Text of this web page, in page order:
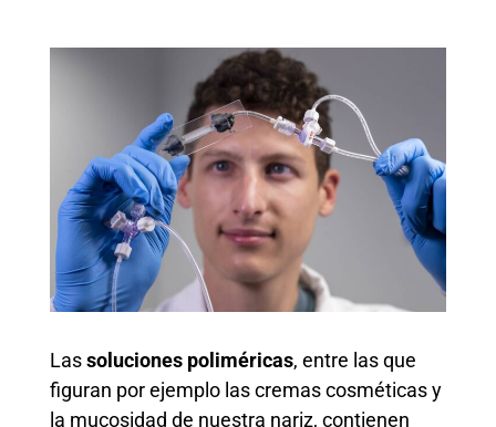
Lassoluciones poliméricas, entre las que
figuran por ejemplo las cremas cosméticas y
la mucosidad de nuestra nariz, contienen